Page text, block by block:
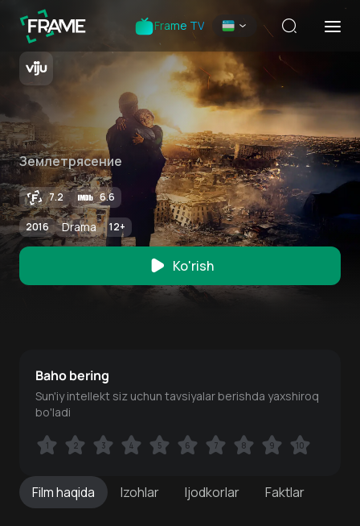
Frame TV
Землетрясение
7.2 6.6
2016 Drama 12+
Ko'rish
Filmhaqida Izohlar Ijodkorlar Faktlar
Baho bering
Sun'iy intellekt siz uchun tavsiyalar berishda yaxshiroq
bo'ladi
1 2 3 4 5 6 7 8 9 10
1 2 3 4 5 6 7 8 9 10